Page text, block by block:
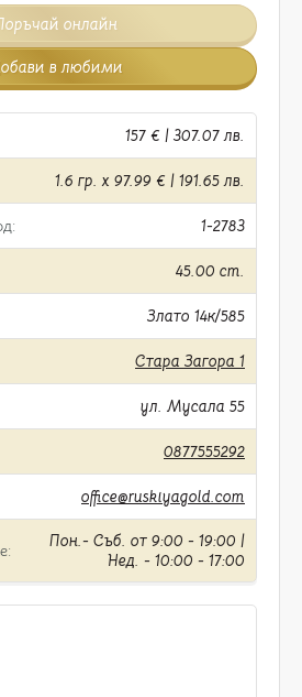
онлайн
в любими
157 € | 307.07 лв.
1.6 гр. x 97.99 € | 191.65 лв.
1-2783
45.00 cm.
Злато 14к/585
Стара Загора 1
ул. Мусала 55
0877555292
office@ruskiyagold.com
Пон.- Съб. от 9:00 - 19:00 |
Нед. - 10:00 - 17:00